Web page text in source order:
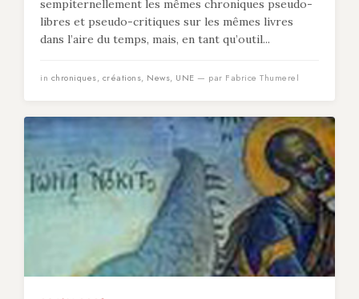
sempiternellement les mêmes chroniques pseudo-
libres et pseudo-critiques sur les mêmes livres
dans l’aire du temps, mais, en tant qu’outil...
in chroniques, créations, News, UNE — par Fabrice Thumerel